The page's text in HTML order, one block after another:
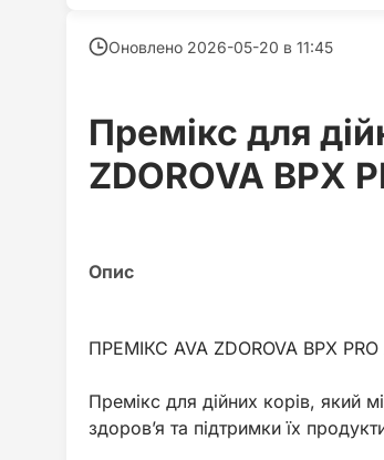
Оновлено 2026-05-20 в 11:45
Премікс для
ZDOROVA ВРХ
ПРЕМІКС AVA ZDOROVA ВРХ PRO
Премікс для дійних корів, який
здоров’я та підтримки їх